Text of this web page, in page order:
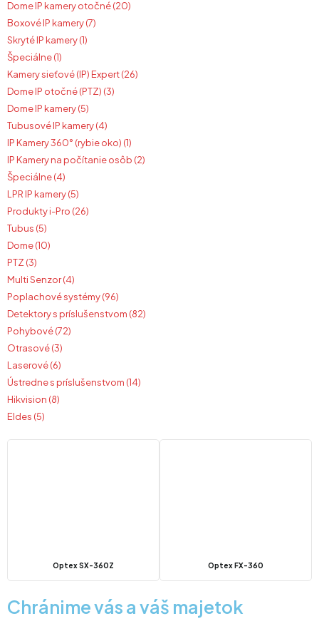
Dome IP kamery otočné (20)
Boxové IP kamery (7)
Skryté IP kamery (1)
Špeciálne (1)
Kamery sieťové (IP) Expert (26)
Dome IP otočné (PTZ) (3)
Dome IP kamery (5)
Tubusové IP kamery (4)
IP Kamery 360° (rybie oko) (1)
IP Kamery na počítanie osôb (2)
Špeciálne (4)
LPR IP kamery (5)
Produkty i-Pro (26)
Tubus (5)
Dome (10)
PTZ (3)
Multi Senzor (4)
Poplachové systémy (96)
Detektory s príslušenstvom (82)
Pohybové (72)
Otrasové (3)
Laserové (6)
Ústredne s príslušenstvom (14)
Hikvision (8)
Eldes (5)
Optex SX-360Z Optex FX-360
Chránime vás a váš majetok